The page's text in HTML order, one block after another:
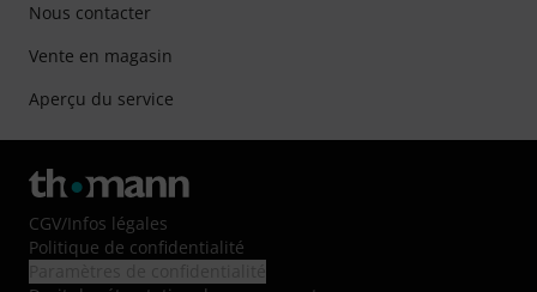
Nous contacter
Vente en magasin
Aperçu du service
CGV/Infos légales
Politique de confidentialité